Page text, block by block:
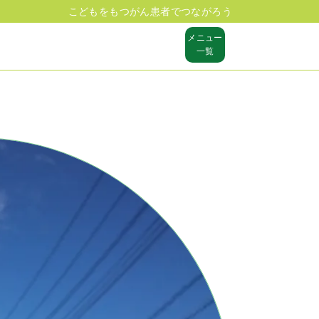
こどもをもつがん患者でつながろう
メニュー
一覧